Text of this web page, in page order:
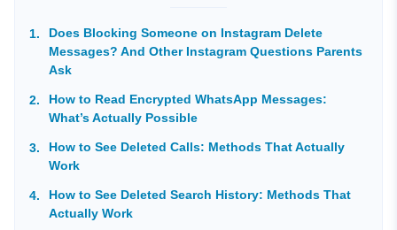
Does Blocking Someone on Instagram Delete
Messages? And Other Instagram Questions Parents
Ask
How to Read Encrypted WhatsApp Messages:
What’s Actually Possible
How to See Deleted Calls: Methods That Actually
Work
How to See Deleted Search History: Methods That
Actually Work